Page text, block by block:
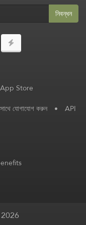
নিবন্ধন
যোগাযোগ করুন • API